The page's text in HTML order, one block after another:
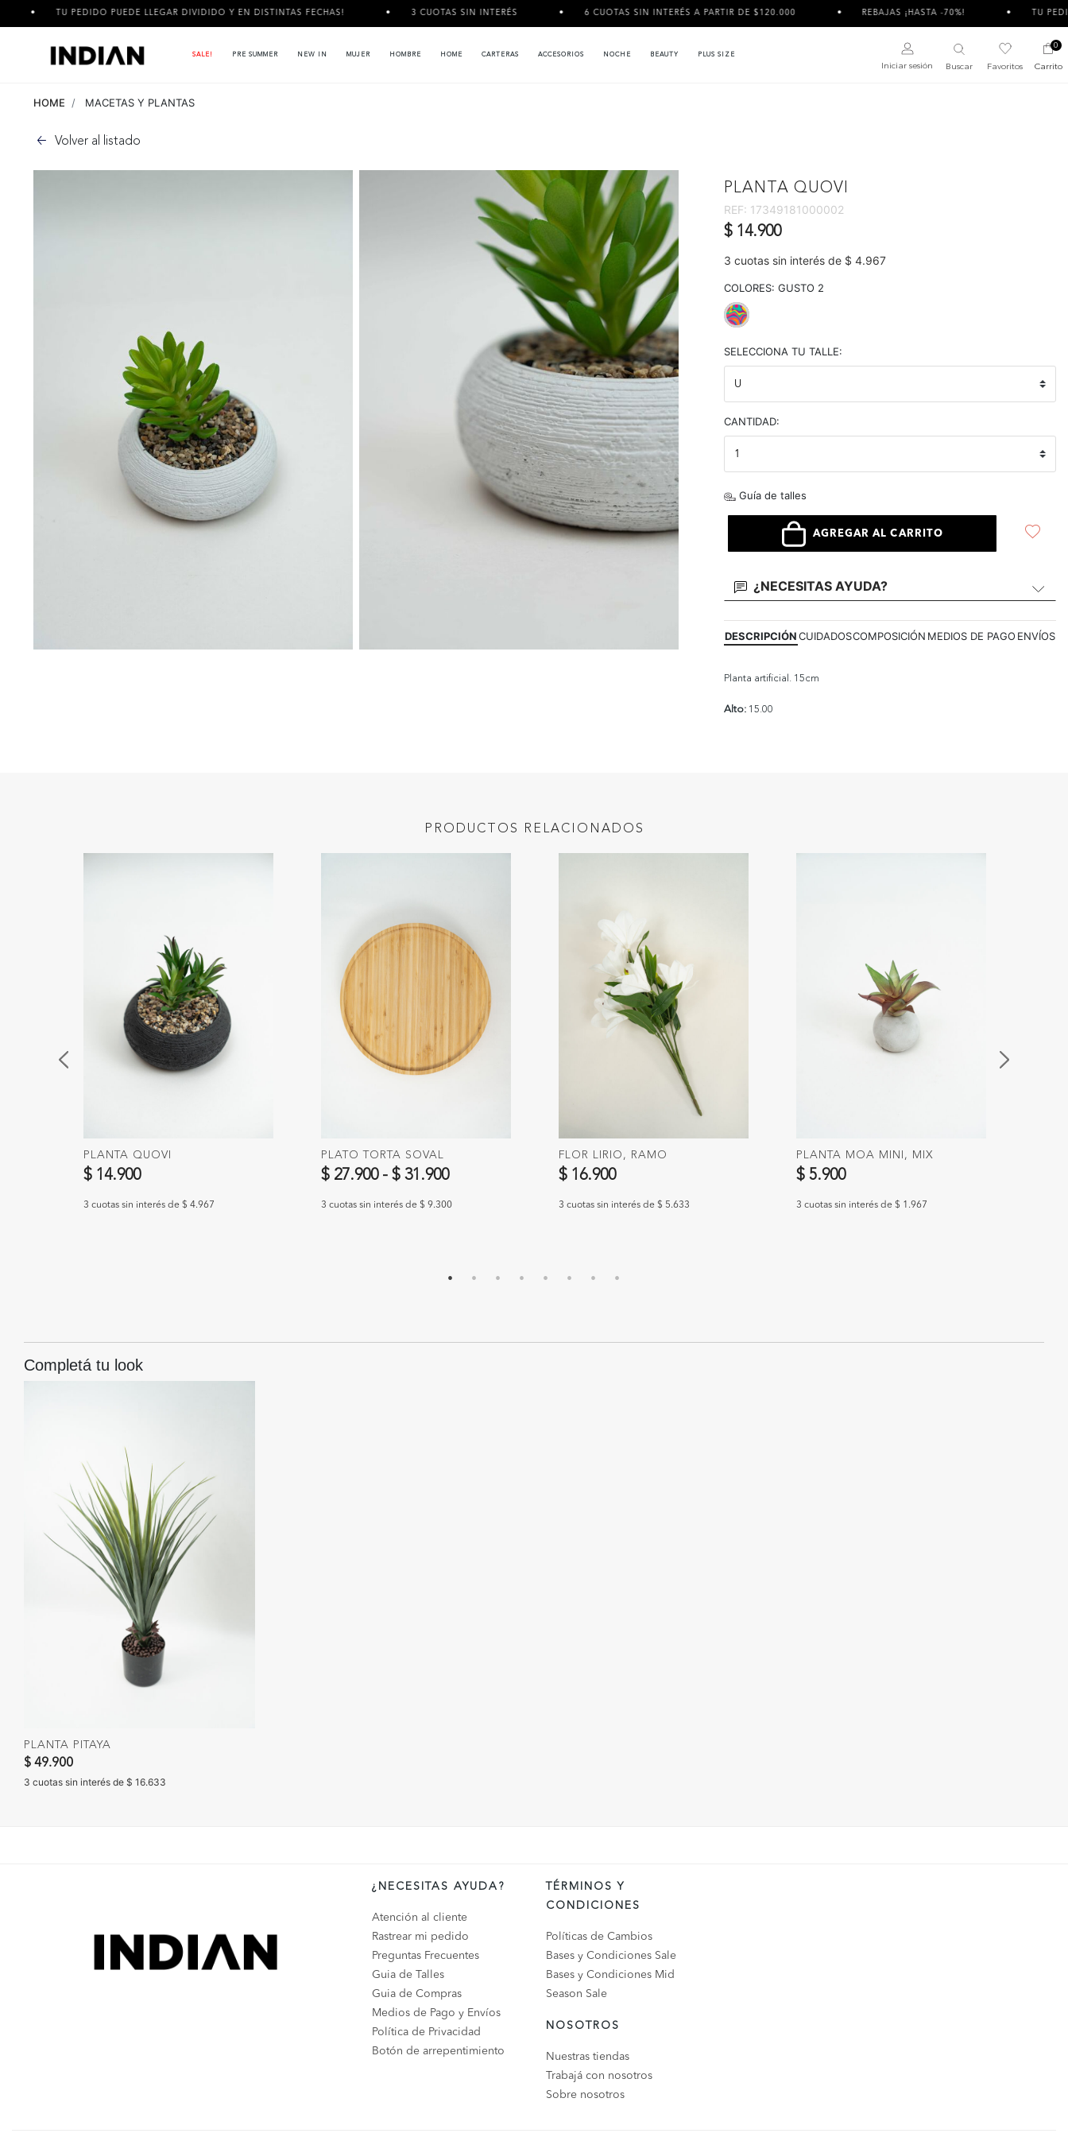
PEDIDO PUEDE LLEGAR DIVIDIDO Y EN DISTINTAS FECHAS! 3 CUOTAS SIN INTERÉS 6 CUOTAS SIN INTERÉS A PARTIR DE $120.000 REBAJAS ¡HASTA -70%! TU PEDIDO PUEDE
SALE! PRE SUMMER NEW IN MUJER HOMBRE HOME CARTERAS ACCESORIOS NOCHE BEAUTY PLUS SIZE
Iniciar sesión Buscar Favoritos
0
Carrito
HOME MACETAS Y PLANTAS
Volver al listado
PLANTA QUOVI
REF: 17349181000002
$ 14.900
3 cuotas sin interés de $ 4.967
COLORES: GUSTO 2
SELECCIONA TU TALLE:
CANTIDAD:
Guía de talles
AGREGAR AL CARRITO
¿NECESITAS AYUDA?
DESCRIPCIÓNCUIDADOSCOMPOSICIÓN MEDIOS DE PAGO ENVÍOS
Planta artificial. 15cm
Alto: 15.00
PRODUCTOS RELACIONADOS
PLANTA QUOVI
$ 14.900
3 cuotas sin interés de $ 4.967
PLATO TORTA SOVAL
$ 27.900 - $ 31.900
3 cuotas sin interés de $ 9.300
FLOR LIRIO, RAMO
$ 16.900
3 cuotas sin interés de $ 5.633
PLANTA MOA MINI, MIX
$ 5.900
3 cuotas sin interés de $ 1.967
Completá tu look
PLANTA PITAYA
$ 49.900
3 cuotas sin interés de $ 16.633
¿NECESITAS AYUDA?
Atención al cliente
Rastrear mi pedido
Preguntas Frecuentes
Guia de Talles
Guia de Compras
Medios de Pago y Envíos
Política de Privacidad
Botón de arrepentimiento
TÉRMINOS Y
CONDICIONES
Políticas de Cambios
Bases y Condiciones Sale
Bases y Condiciones Mid
Season Sale
NOSOTROS
Nuestras tiendas
Trabajá con nosotros
Sobre nosotros